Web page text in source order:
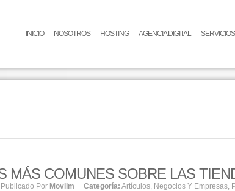
INICIO NOSOTROS HOSTING AGENCIA DIGITAL
MÁS COMUNES SOBRE LAS
Publicado Por Movlim Categoría: Artículos, Negocios Y Empresas,